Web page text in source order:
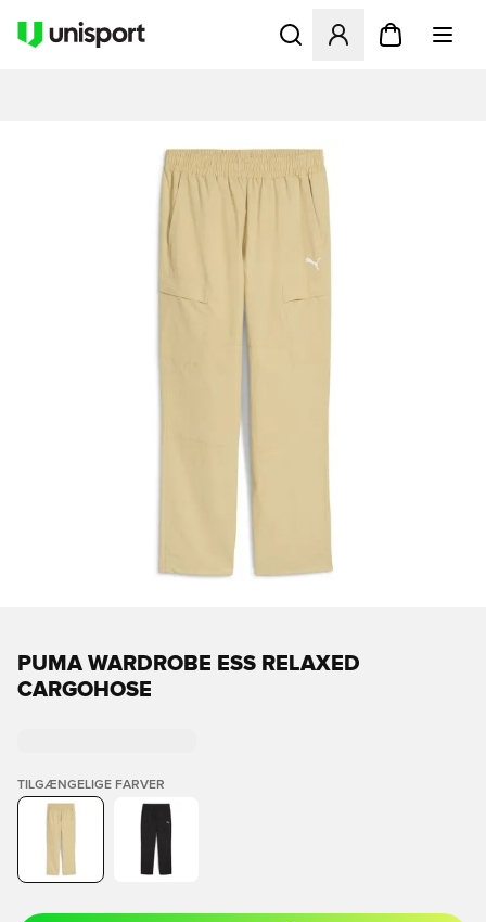
Åbner en Modal til at
PUMA WARDROBE ESS RELAXED
CARGOHOSE
TILGÆNGELIGE FARVER